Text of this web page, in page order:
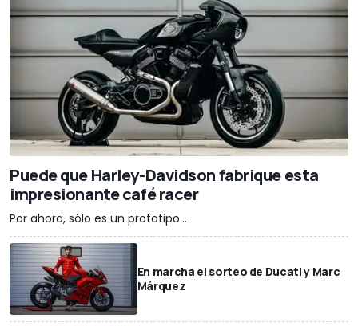
Puede que Harley-Davidson fabrique esta
impresionante café racer
Por ahora, sólo es un prototipo...
En marcha el sorteo de Ducati y Marc
Márquez